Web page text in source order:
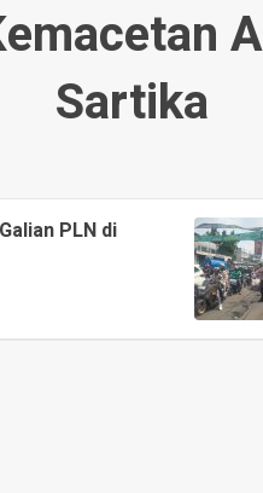
Sartika
PLN di